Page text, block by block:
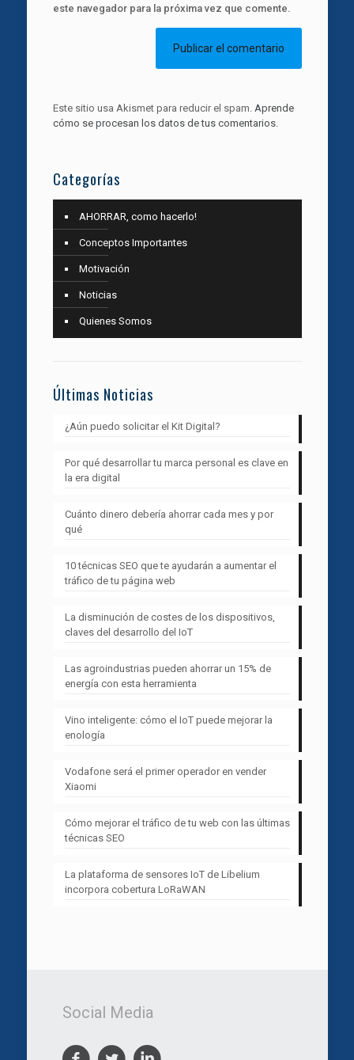
este navegador para la próxima vez que comente.
Este sitio usa Akismet para reducir el spam. Aprende
cómo se procesan los datos de tus comentarios.
Categorías
AHORRAR, como hacerlo!
Conceptos Importantes
Motivación
Noticias
Quienes Somos
Últimas Noticias
¿Aún puedo solicitar el Kit Digital?
Por qué desarrollar tu marca personal es clave en
la era digital
Cuánto dinero debería ahorrar cada mes y por
qué
10 técnicas SEO que te ayudarán a aumentar el
tráfico de tu página web
La disminución de costes de los dispositivos,
claves del desarrollo del IoT
Las agroindustrias pueden ahorrar un 15% de
energía con esta herramienta
Vino inteligente: cómo el IoT puede mejorar la
enología
Vodafone será el primer operador en vender
Xiaomi
Cómo mejorar el tráfico de tu web con las últimas
técnicas SEO
La plataforma de sensores IoT de Libelium
incorpora cobertura LoRaWAN
Social Media